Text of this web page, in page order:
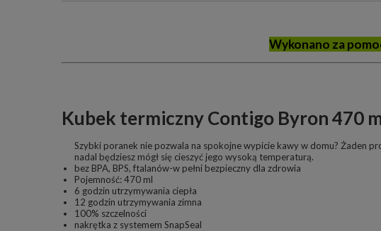
Wykonano za
Kubek termiczny Contigo Byron 470
Szybki poranek nie pozwala na spokojne wypicie kawy w domu? Żaden
nadal będziesz mógł się cieszyć jego wysoką temperaturą.
bez BPA, BPS, ftalanów-w pełni bezpieczny dla zdrowia
Pojemność: 470 ml
6 godzin utrzymywania ciepła
12 godzin utrzymywania zimna
100% szczelności
nakrętka z systemem SnapSeal